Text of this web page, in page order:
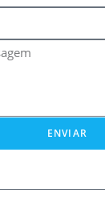
ENVIAR